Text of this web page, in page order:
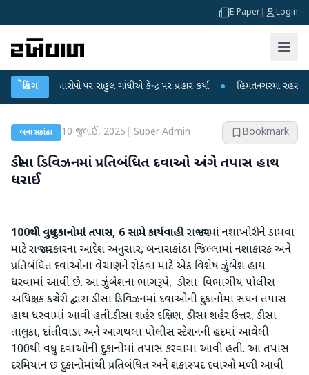
E-Paper Login
બ્રેકિંગ
આરોપો પર રાહુલ ગાંધીએ કેન્દ્ર પર પ્રહાર કર્યા ● હિંમતનગરમાં રહસ્યમય વાયરસ
બનાસકાંઠા 10 જુલાઈ, 2025 Super Admin Bookmark
ડીસા ડિવિઝનમાં પ્રતિબંધિત દવાઓ અંગે તપાસ હાથ
ધરાઈ
100થી વધુ દુકાનોમાં તપાસ, 6 સામે કાર્યવાહીરાજ્યભરમાં નશાખોરીને ડામવા
માટે રાજ્ય સરકારના આદેશ અનુસાર, બનાસકાંઠા જિલ્લામાં નશાકારક અને
પ્રતિબંધિત દવાઓના વેચાણને રોકવા માટે એક વિશેષ ઝુંબેશ હાથ
ધરવામાં આવી છે. આ ઝુંબેશના ભાગરૂપે, ડીસા વિભાગીય પોલીસ
અધિક્ષક કચેરી દ્વારા ડીસા ડિવિઝનમાં દવાઓની દુકાનોમાં સઘન તપાસ
હાથ ધરવામાં આવી હતી.ડીસા શહેર દક્ષિણ, ડીસા શહેર ઉત્તર, ડીસા
તાલુકા, દાંતીવાડા અને આગથલા પોલીસ સ્ટેશનની હદમાં આવેલી
100થી વધુ દવાઓની દુકાનોમાં તપાસ કરવામાં આવી હતી. આ તપાસ
દરમિયાન છ દુકાનોમાંથી પ્રતિબંધિત અને શંકાસ્પદ દવાઓ મળી આવી